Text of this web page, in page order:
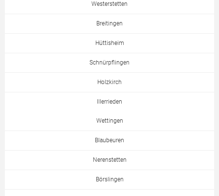
Westerstetten
Breitingen
Hüttisheim
Schnürpflingen
Holzkirch
Illerrieden
Wettingen
Blaubeuren
Nerenstetten
Börslingen